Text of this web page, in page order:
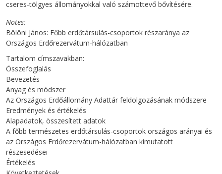
cseres-tölgyes állományokkal való számottevő bővítésére.
Notes
Bölöni János: Főbb erdőtársulás-csoportok részaránya az
Országos Erdőrezervátum-hálózatban
Tartalom címszavakban:
Összefoglalás
Bevezetés
Anyag és módszer
Az Országos Erdőállomány Adattár feldolgozásának módszere
Eredmények és értékelés
Alapadatok, összesített adatok
A főbb természetes erdőtársulás-csoportok országos arányai és
az Országos Erdőrezervátum-hálózatban kimutatott
részesedései
Értékelés